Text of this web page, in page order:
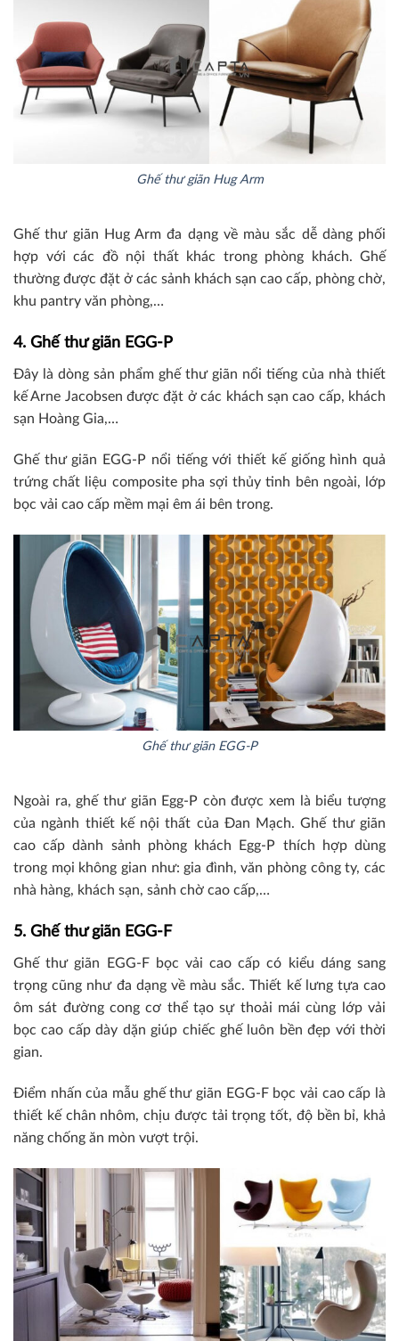
Ghế thư giãn Hug Arm
Ghế thư giãn Hug Arm đa dạng về màu sắc dễ dàng phối
hợp với các đồ nội thất khác trong phòng khách. Ghế
thường được đặt ở các sảnh khách sạn cao cấp, phòng chờ,
khu pantry văn phòng,…
4. Ghế thư giãn EGG-P
Đây là dòng sản phẩm ghế thư giãn nổi tiếng của nhà thiết
kế Arne Jacobsen được đặt ở các khách sạn cao cấp, khách
sạn Hoàng Gia,…
Ghế thư giãn EGG-P nổi tiếng với thiết kế giống hình quả
trứng chất liệu composite pha sợi thủy tinh bên ngoài, lớp
bọc vải cao cấp mềm mại êm ái bên trong.
Ghế thư giãn EGG-P
Ngoài ra, ghế thư giãn Egg-P còn được xem là biểu tượng
của ngành thiết kế nội thất của Đan Mạch. Ghế thư giãn
cao cấp dành sảnh phòng khách Egg-P thích hợp dùng
trong mọi không gian như: gia đình, văn phòng công ty, các
nhà hàng, khách sạn, sảnh chờ cao cấp,…
5. Ghế thư giãn EGG-F
Ghế thư giãn EGG-F bọc vải cao cấp có kiểu dáng sang
trọng cũng như đa dạng về màu sắc. Thiết kế lưng tựa cao
ôm sát đường cong cơ thể tạo sự thoải mái cùng lớp vải
bọc cao cấp dày dặn giúp chiếc ghế luôn bền đẹp với thời
gian.
Điểm nhấn của mẫu ghế thư giãn EGG-F bọc vải cao cấp là
thiết kế chân nhôm, chịu được tải trọng tốt, độ bền bỉ, khả
năng chống ăn mòn vượt trội.